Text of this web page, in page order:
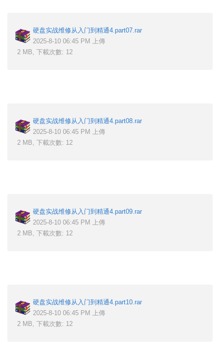
硬盘实战维修从入门到精通4.part07.rar
2025-8-10 06:45 PM 上傳
2 MB, 下載次數: 12
硬盘实战维修从入门到精通4.part08.rar
2025-8-10 06:45 PM 上傳
2 MB, 下載次數: 12
硬盘实战维修从入门到精通4.part09.rar
2025-8-10 06:45 PM 上傳
2 MB, 下載次數: 12
硬盘实战维修从入门到精通4.part10.rar
2025-8-10 06:45 PM 上傳
2 MB, 下載次數: 12